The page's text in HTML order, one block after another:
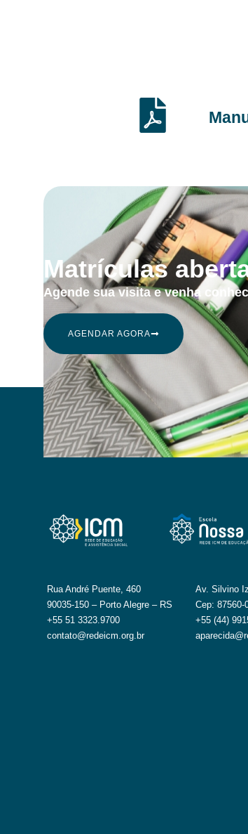
Matrículas
Agende sua visita e venha
AGENDAR AGORA
Rua André Puente, 460
90035-150 – Porto Alegre – RS
+55 51 3323.9700
contato@redeicm.org.br
Av. Silvino
Cep: 87560-
+55 (44)